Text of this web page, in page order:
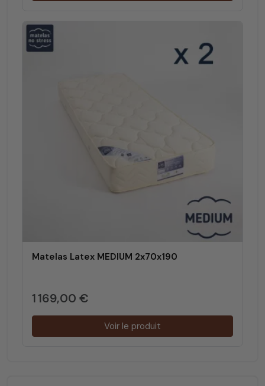
Matelas Latex MEDIUM 2x70x190
1 169,00 €
Voir le produit